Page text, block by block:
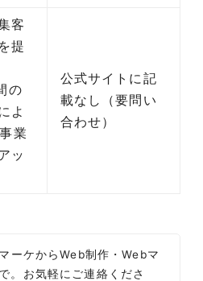
客
提
の
よ
業
ッ
公式サイトに記
載なし（要問い
合わせ）
ーケからWeb制作・Webマ
。お気軽にご連絡くださ